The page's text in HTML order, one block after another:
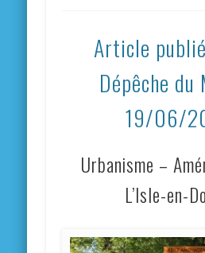
Article
Dépêche
19/06/
Urbanisme –
L’Isle-en-